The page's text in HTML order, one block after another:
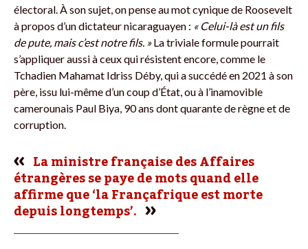
électoral. À son sujet, on pense au mot cynique de Roosevelt
à propos d’un dictateur nicaraguayen : « Celui-là est un fils
de pute, mais c’est notre fils. »La triviale formule pourrait
s’appliquer aussi à ceux qui résistent encore, comme le
Tchadien Mahamat Idriss Déby, qui a succédé en 2021 à son
père, issu lui-même d’un coup d’État, ou à l’inamovible
camerounais Paul Biya, 90 ans dont quarante de règne et de
corruption.
La ministre française des Affaires
étrangères se paye de mots quand elle
affirme que ‘la Françafrique est morte
depuis longtemps’.